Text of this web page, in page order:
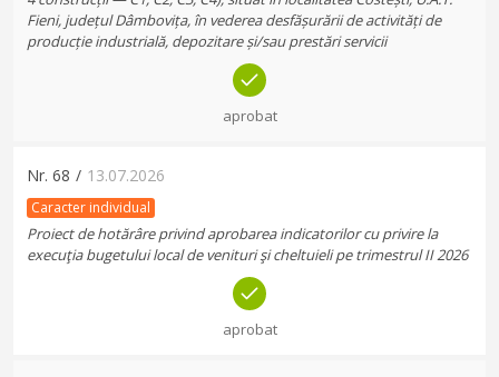
Fieni, județul Dâmbovița, în vederea desfășurării de activități de
producție industrială, depozitare și/sau prestări servicii
aprobat
Nr. 68 / 13.07.2026
Caracter individual
Proiect de hotărâre privind aprobarea indicatorilor cu privire la
execuţia bugetului local de venituri şi cheltuieli pe trimestrul II 2026
aprobat